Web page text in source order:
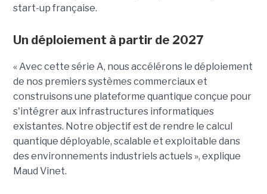
start-up française.
Un déploiement à partir de 2027
« Avec cette série A, nous accélérons le déploiement
de nos premiers systèmes commerciaux et
construisons une plateforme quantique conçue pour
s'intégrer aux infrastructures informatiques
existantes. Notre objectif est de rendre le calcul
quantique déployable, scalable et exploitable dans
des environnements industriels actuels », explique
Maud Vinet.